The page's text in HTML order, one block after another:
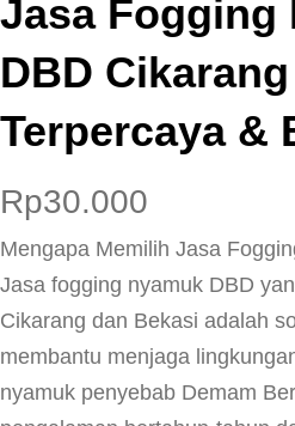
Jasa Fogging
DBD
Terpercaya &
Rp30.000
Mengapa Memilih Jasa
Jasa fogging nyamuk DBD
Cikarang dan Bekasi adalah
membantu menjaga
nyamuk penyebab Demam